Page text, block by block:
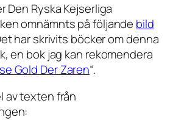
Den Ryska Kejserliga
omnämnts på följande bild
har skrivits böcker om denna
en bok jag kan rekomendera
Gold Der Zaren“.
av texten från